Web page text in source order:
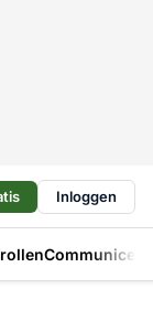
Inloggen